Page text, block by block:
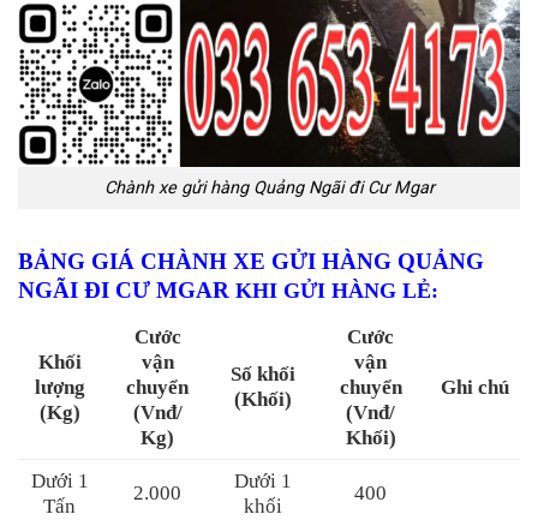
Chành xe gửi hàng Quảng Ngãi đi Cư Mgar
BẢNG GIÁ CHÀNH XE GỬI HÀNG QUẢNG
NGÃI ĐI CƯ MGAR KHI GỬI HÀNG LẺ:
Khối
lượng
(Kg)
Cước
vận
chuyển
(Vnđ/
Kg)
Số khối
(Khối)
Cước
vận
chuyển
(Vnđ/
Khối)
Ghi chú
Dưới 1
Tấn
2.000
Dưới 1
khối
400